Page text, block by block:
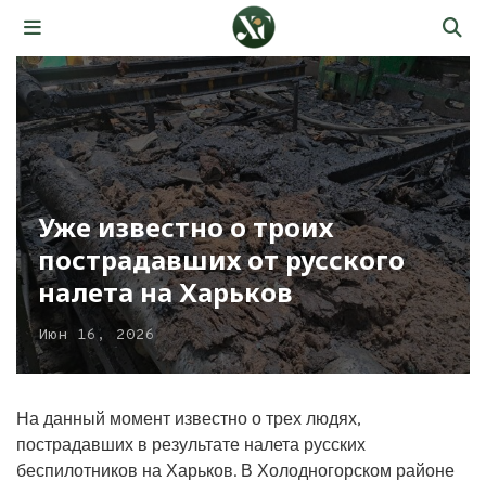
Уже известно о троих
пострадавших от русского
налета на Харьков
Июн 16, 2026
На данный момент известно о трех людях,
пострадавших в результате налета русских
беспилотников на Харьков. В Холодногорском районе